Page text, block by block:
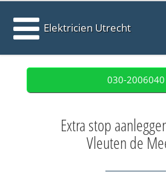
Elektricien Utrecht
030-2006040
Extra stop
Vleuten de